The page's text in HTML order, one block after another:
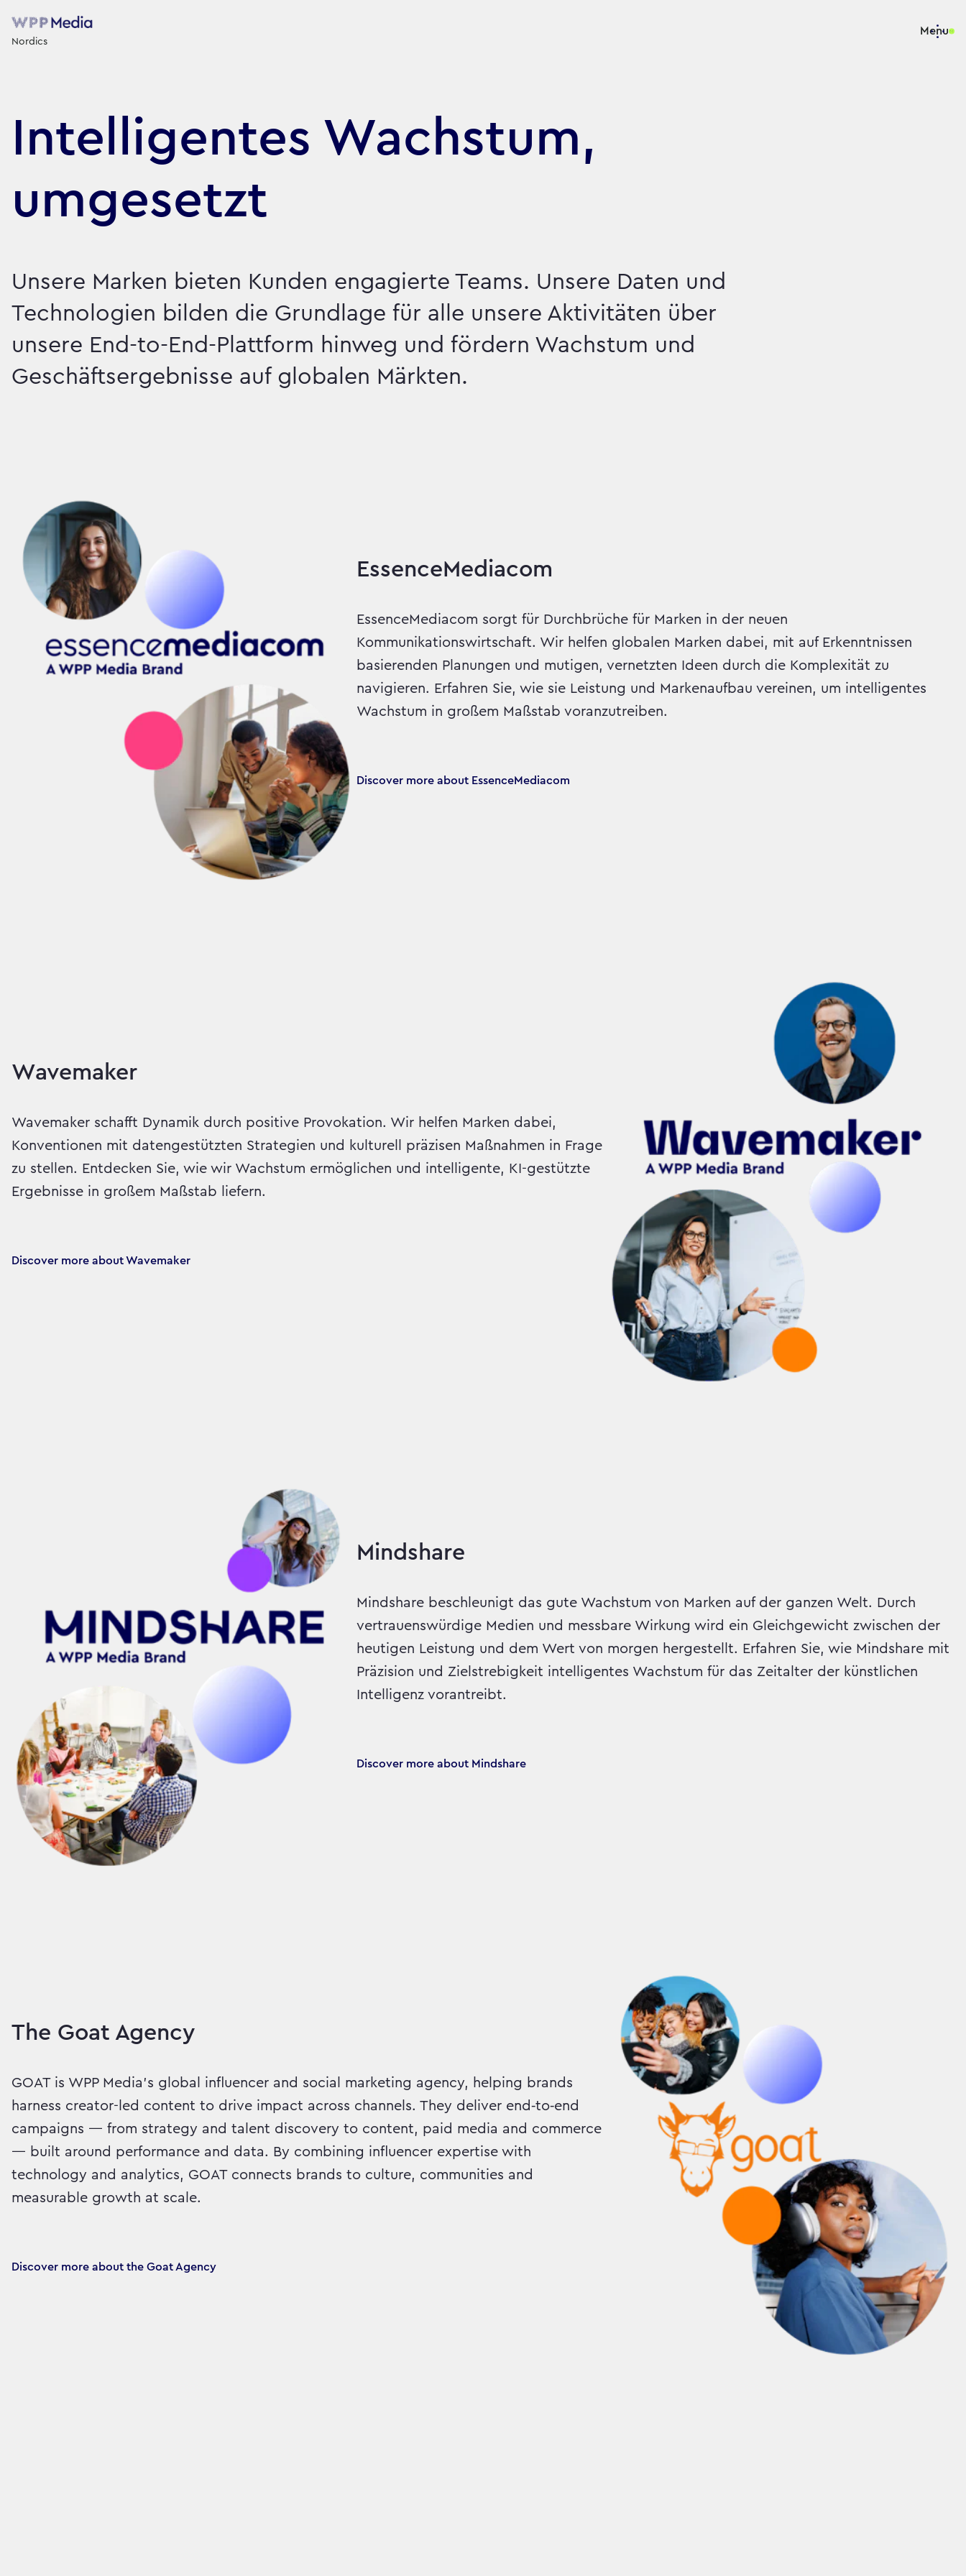
Nordics
Menu
Intelligentes Wachstum,
umgesetzt
Unsere Marken bieten Kunden engagierte Teams. Unsere Daten und
Technologien bilden die Grundlage für alle unsere Aktivitäten über
unsere End-to-End-Plattform hinweg und fördern Wachstum und
Geschäftsergebnisse auf globalen Märkten.
EssenceMediacom
EssenceMediacom sorgt für Durchbrüche für Marken in der neuen
Kommunikationswirtschaft. Wir helfen globalen Marken dabei, mit auf Erkenntnissen
basierenden Planungen und mutigen, vernetzten Ideen durch die Komplexität zu
navigieren. Erfahren Sie, wie sie Leistung und Markenaufbau vereinen, um intelligentes
Wachstum in großem Maßstab voranzutreiben.
Discover more about EssenceMediacom
Wavemaker
Wavemaker schafft Dynamik durch positive Provokation. Wir helfen Marken dabei,
Konventionen mit datengestützten Strategien und kulturell präzisen Maßnahmen in Frage
zu stellen. Entdecken Sie, wie wir Wachstum ermöglichen und intelligente, KI-gestützte
Ergebnisse in großem Maßstab liefern.
Discover more about Wavemaker
Mindshare
Mindshare beschleunigt das gute Wachstum von Marken auf der ganzen Welt. Durch
vertrauenswürdige Medien und messbare Wirkung wird ein Gleichgewicht zwischen der
heutigen Leistung und dem Wert von morgen hergestellt. Erfahren Sie, wie Mindshare mit
Präzision und Zielstrebigkeit intelligentes Wachstum für das Zeitalter der künstlichen
Intelligenz vorantreibt.
Discover more about Mindshare
The Goat Agency
GOAT is WPP Media’s global influencer and social marketing agency, helping brands
harness creator-led content to drive impact across channels. They deliver end‑to‑end
campaigns — from strategy and talent discovery to content, paid media and commerce
— built around performance and data. By combining influencer expertise with
technology and analytics, GOAT connects brands to culture, communities and
measurable growth at scale.
Discover more about the Goat Agency